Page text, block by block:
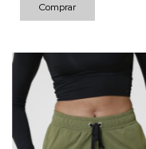
Comprar